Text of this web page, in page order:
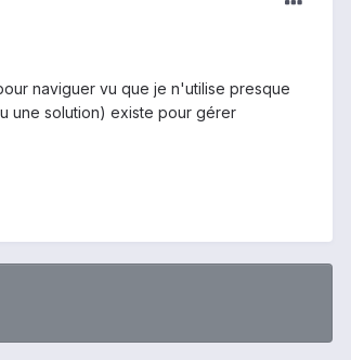
naviguer vu que je n'utilise presque
une solution) existe pour gérer